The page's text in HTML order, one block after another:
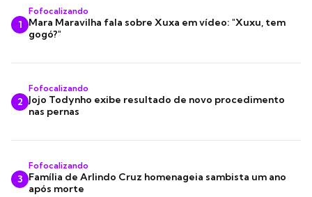
1
Fofocalizando
Mara Maravilha fala sobre Xuxa em vídeo: "Xuxu, tem
gogó?"
2
Fofocalizando
Jojo Todynho exibe resultado de novo procedimento
nas pernas
3
Fofocalizando
Família de Arlindo Cruz homenageia sambista um ano
após morte